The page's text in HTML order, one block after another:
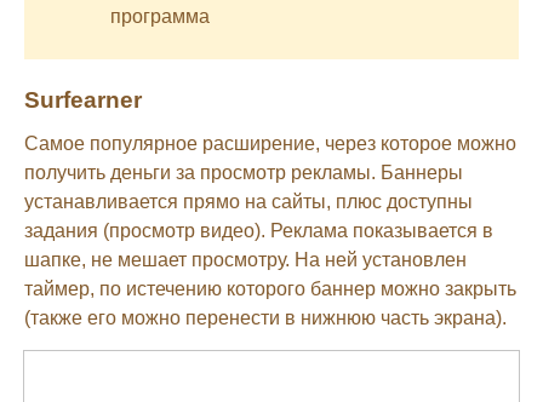
программа
Surfearner
Самое популярное расширение, через которое можно
получить деньги за просмотр рекламы. Баннеры
устанавливается прямо на сайты, плюс доступны
задания (просмотр видео). Реклама показывается в
шапке, не мешает просмотру. На ней установлен
таймер, по истечению которого баннер можно закрыть
(также его можно перенести в нижнюю часть экрана).